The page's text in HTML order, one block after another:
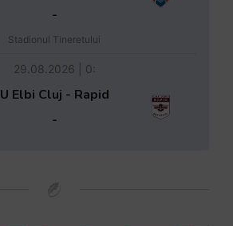
-
Stadionul Tineretului
29.08.2026 | 0:
U Elbi Cluj - Rapid
-